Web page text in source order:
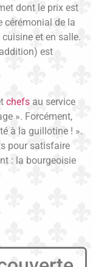
dont le prix est
cérémonial de la
et en salle.
est
chefs au service
». Forcément,
à la guillotine ! ».
pour satisfaire
: la bourgeoisie